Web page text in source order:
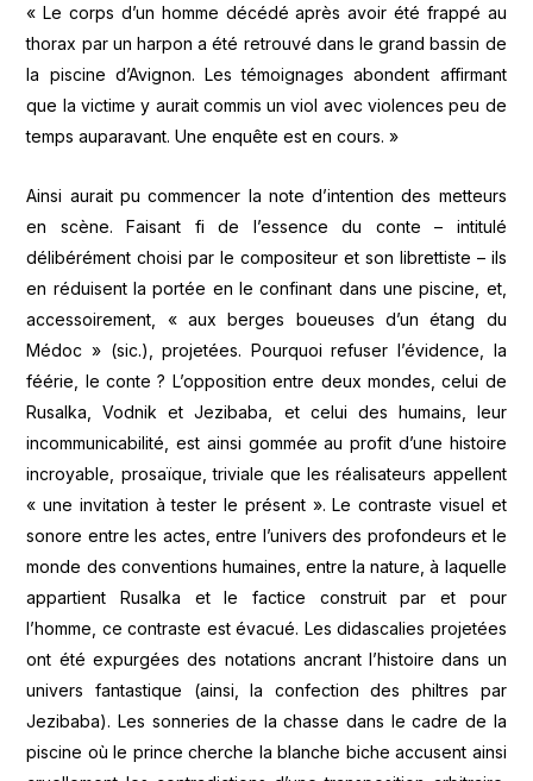
« Le corps d’un homme décédé après avoir été frappé au
thorax par un harpon a été retrouvé dans le grand bassin de
la piscine d’Avignon. Les témoignages abondent affirmant
que la victime y aurait commis un viol avec violences peu de
temps auparavant. Une enquête est en cours. »
Ainsi aurait pu commencer la note d’intention des metteurs
en scène. Faisant fi de l’essence du conte – intitulé
délibérément choisi par le compositeur et son librettiste – ils
en réduisent la portée en le confinant dans une piscine, et,
accessoirement, « aux berges boueuses d’un étang du
Médoc » (sic.), projetées. Pourquoi refuser l’évidence, la
féérie, le conte ? L’opposition entre deux mondes, celui de
Rusalka, Vodnik et Jezibaba, et celui des humains, leur
incommunicabilité, est ainsi gommée au profit d’une histoire
incroyable, prosaïque, triviale que les réalisateurs appellent
« une invitation à tester le présent ». Le contraste visuel et
sonore entre les actes, entre l’univers des profondeurs et le
monde des conventions humaines, entre la nature, à laquelle
appartient Rusalka et le factice construit par et pour
l’homme, ce contraste est évacué. Les didascalies projetées
ont été expurgées des notations ancrant l’histoire dans un
univers fantastique (ainsi, la confection des philtres par
Jezibaba). Les sonneries de la chasse dans le cadre de la
piscine où le prince cherche la blanche biche accusent ainsi